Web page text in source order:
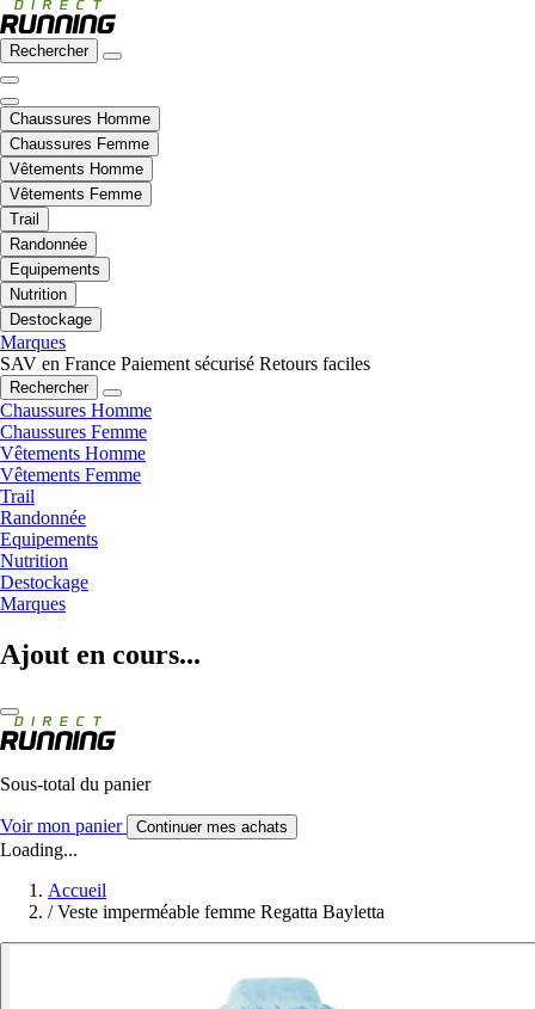
Rechercher
Chaussures Homme
Chaussures Femme
Vêtements Homme
Vêtements Femme
Trail
Randonnée
Equipements
Nutrition
Destockage
Marques
SAV en France Paiement sécurisé Retours faciles
Rechercher
Chaussures Homme
Chaussures Femme
Vêtements Homme
Vêtements Femme
Trail
Randonnée
Equipements
Nutrition
Destockage
Marques
Ajout en cours...
Sous-total du panier
Voir mon panier Continuer mes achats
Loading...
Accueil
/ Veste imperméable femme Regatta Bayletta